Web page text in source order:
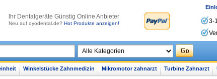
lhr Dentalgeräte Günstig Online Anbieter
Neu auf oyodental.de? Hot Produkte anzeigen! 3-
Winkelstücke Zahnmedizin Mikromotor zahnarzt Turbine Zahnarzt